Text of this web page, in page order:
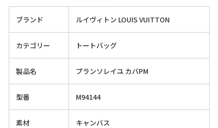
ブランド ルイヴィトン LOUIS VUITTON
カテゴリー トートバッグ
製品名 プランソレイユ カバPM
型番 M94144
素材 キャンバス